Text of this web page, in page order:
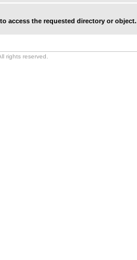
access the requested directory or object.
rights reserved.